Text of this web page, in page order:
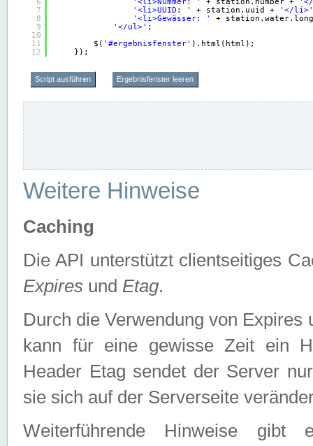
7
8
9
10
11
12
'<li>UUID: '
+ station.uuid +
'</li>'
'<li>Gewässer: '
+
'</ul>' ;
$( '#ergebnisfenster' ).html(html);
});
Script ausführen Ergebnisfenster leeren
Weitere Hinweise
Caching
Die API unterstützt clientseitiges
Expires und Etag.
Durch die Verwendung von
kann für eine gewisse Zeit ein
Header Etag sendet der Server
sie sich auf der Serverseite
Weiterführende Hinweise